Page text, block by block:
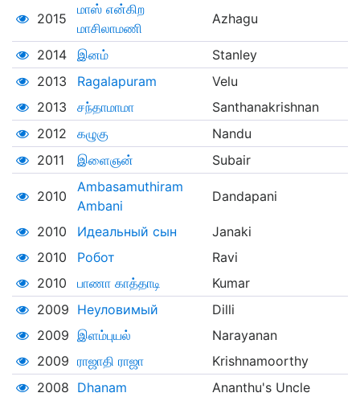
2015
மாஸ் என்கிற
மாசிலாமணி
Azhagu
2014 இனம்
Stanley
2013
Ragalapuram
Velu
2013
சந்தாமாமா
Santhanakrishnan
2012
கழுகு
Nandu
2011
இளைஞன் Subair
2010
Ambasamuthiram
Ambani
Dandapani
2010 Идеальный сын
Janaki
2010
Робот
Ravi
2010
பாணா காத்தாடி
Kumar
2009 Неуловимый
Dilli
2009 இளம்புயல்
Narayanan
2009 ராஜாதி ராஜா
Krishnamoorthy
2008 Dhanam
Ananthu's Uncle